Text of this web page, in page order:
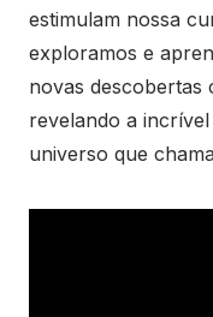
estimulam nossa
exploramos e
novas descobertas
revelando a
universo que